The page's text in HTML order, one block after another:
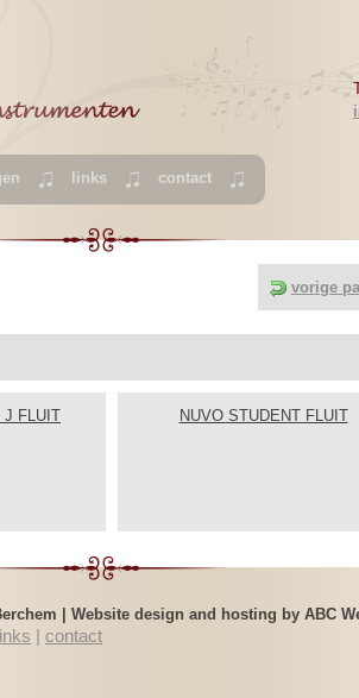
links contact
vorige
J FLUIT NUVO STUDENT FLUIT
| Website design and hosting by ABC
links contact